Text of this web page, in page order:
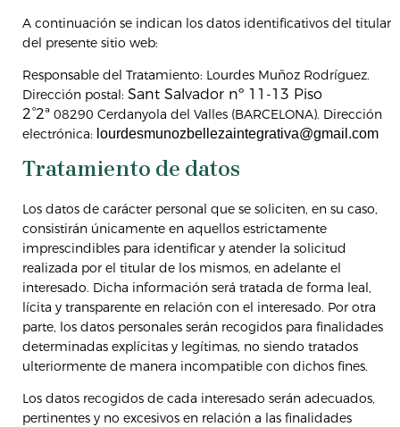
A continuación se indican los datos identificativos del titular
del presente sitio web:
Responsable del Tratamiento: Lourdes Muñoz Rodríguez.
Dirección postal: Sant Salvador nº 11-13 Piso
2°2ª 08290 Cerdanyola del Valles (BARCELONA). Dirección
electrónica: lourdesmunozbellezaintegrativa@gmail.com
Tratamiento de datos
Los datos de carácter personal que se soliciten, en su caso,
consistirán únicamente en aquellos estrictamente
imprescindibles para identificar y atender la solicitud
realizada por el titular de los mismos, en adelante el
interesado. Dicha información será tratada de forma leal,
lícita y transparente en relación con el interesado. Por otra
parte, los datos personales serán recogidos para finalidades
determinadas explícitas y legítimas, no siendo tratados
ulteriormente de manera incompatible con dichos fines.
Los datos recogidos de cada interesado serán adecuados,
pertinentes y no excesivos en relación a las finalidades